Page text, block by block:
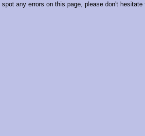
spot any errors on this page, please don't